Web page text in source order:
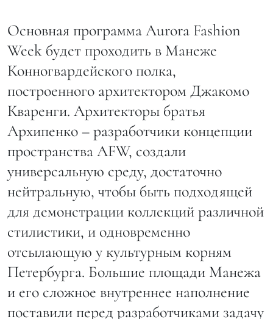
Основная программа Aurora Fashion
Week будет проходить в Манеже
Конногвардейского полка,
построенного архитектором Джакомо
Кваренги. Архитекторы братья
Архипенко – разработчики концепции
пространства AFW, создали
универсальную среду, достаточно
нейтральную, чтобы быть подходящей
для демонстрации коллекций различной
стилистики, и одновременно
отсылающую у культурным корням
Петербурга. Большие площади Манежа
и его сложное внутреннее наполнение
поставили перед разработчиками задачу